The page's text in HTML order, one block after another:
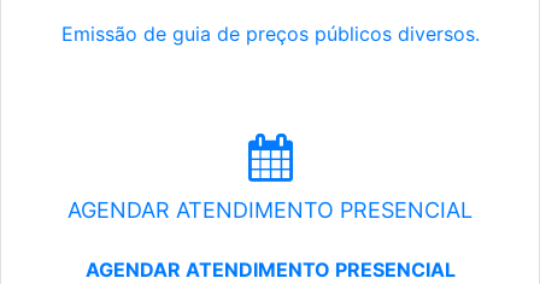
Emissão de guia de preços públicos diversos.
AGENDAR ATENDIMENTO PRESENCIAL
AGENDAR ATENDIMENTO PRESENCIAL